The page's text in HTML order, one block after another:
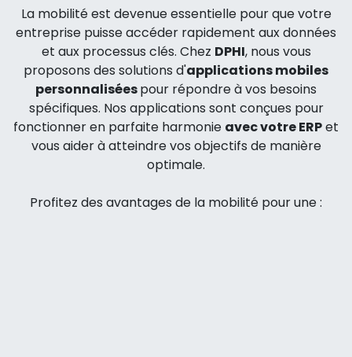
La mobilité est devenue essentielle pour que votre
entreprise puisse accéder rapidement aux données
et aux processus clés. Chez DPHI, nous vous
proposons des solutions d'applications mobiles
personnaliséespour répondre à vos besoins
spécifiques. Nos applications sont conçues pour
fonctionner en parfaite harmonie avec votre ERPet
vous aider à atteindre vos objectifs de manière
optimale.
Profitez des avantages de la mobilité pour une :